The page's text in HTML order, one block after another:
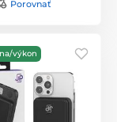
Porovnať
výkon